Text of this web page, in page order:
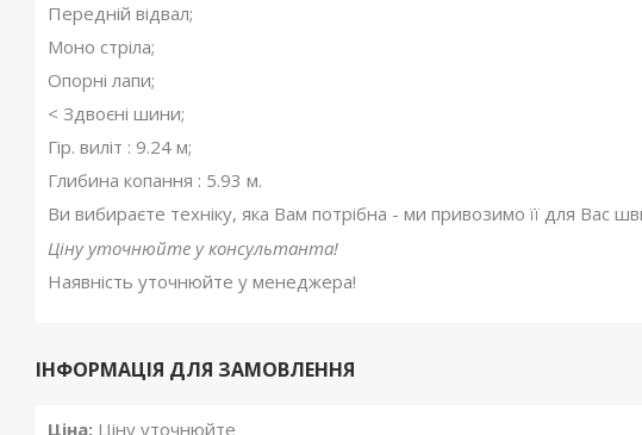
Передній відвал;
Моно стріла;
Опорні лапи;
< Здвоєні шини;
Гір. виліт : 9.24 м;
Глибина копання : 5.93 м.
Ви вибираєте техніку, яка Вам потрібна - ми привозимо її для Вас
Ціну уточнюйте у консультанта!
Наявність уточнюйте у менеджера!
ІНФОРМАЦІЯ ДЛЯ ЗАМОВЛЕННЯ
Ціна: Ціну уточнюйте